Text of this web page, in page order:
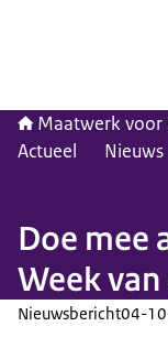
Maatwerk voor
Actueel
Nieuws
Doe mee
Week
Nieuwsbericht04-